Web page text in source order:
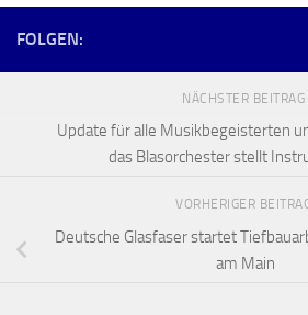
FOLGEN:
NÄCHSTER BEITRAG
Update für alle Musikbegeisterten
das Blasorchester stellt
VORHERIGER
Deutsche Glasfaser startet
am Main